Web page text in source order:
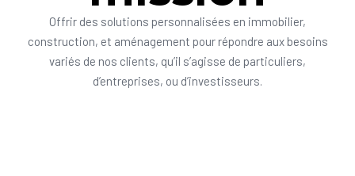
Offrir des solutions personnalisées en immobilier,
construction, et aménagement pour répondre aux besoins
variés de nos clients, qu’il s’agisse de particuliers,
d’entreprises, ou d’investisseurs.